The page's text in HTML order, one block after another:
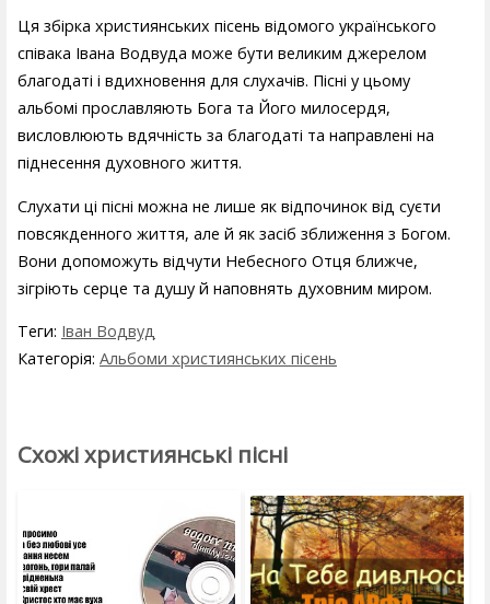
Ця збірка християнських пісень відомого українського
співака Івана Водвуда може бути великим джерелом
благодаті і вдихновення для слухачів. Пісні у цьому
альбомі прославляють Бога та Його милосердя,
висловлюють вдячність за благодаті та направлені на
піднесення духовного життя.
Слухати ці пісні можна не лише як відпочинок від суєти
повсякденного життя, але й як засіб зближення з Богом.
Вони допоможуть відчути Небесного Отця ближче,
зігріють серце та душу й наповнять духовним миром.
Теги: Іван Водвуд
Категорія: Альбоми християнських пісень
Схожі християнські пісні